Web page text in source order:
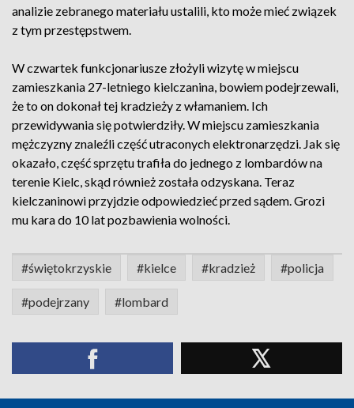
analizie zebranego materiału ustalili, kto może mieć związek
z tym przestępstwem.
W czwartek funkcjonariusze złożyli wizytę w miejscu
zamieszkania 27-letniego kielczanina, bowiem podejrzewali,
że to on dokonał tej kradzieży z włamaniem. Ich
przewidywania się potwierdziły. W miejscu zamieszkania
mężczyzny znaleźli część utraconych elektronarzędzi. Jak się
okazało, część sprzętu trafiła do jednego z lombardów na
terenie Kielc, skąd również została odzyskana. Teraz
kielczaninowi przyjdzie odpowiedzieć przed sądem. Grozi
mu kara do 10 lat pozbawienia wolności.
#świętokrzyskie #kielce #kradzież #policja
#podejrzany #lombard